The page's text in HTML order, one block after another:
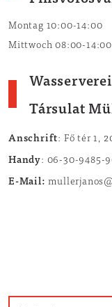
Montag 10:00-14:00
Mittwoch 08:00-14:00
Társulat
Anschrift: Fő tér 1,
Handy: 06-30-9485-
E-Mail: